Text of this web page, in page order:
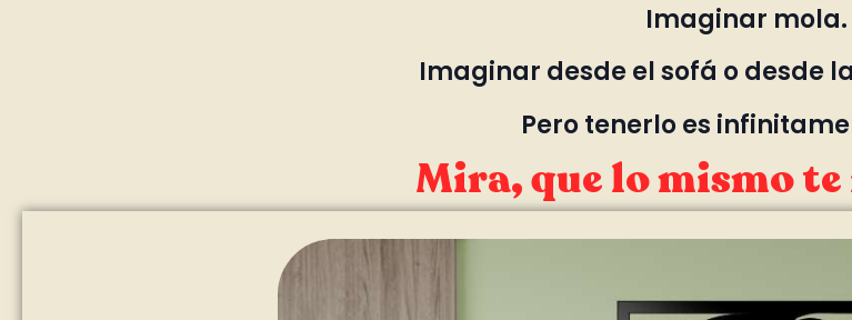
Imaginar mola.
Imaginar desde el sofá o desde
Pero tenerlo es
Mira, que lo mismo